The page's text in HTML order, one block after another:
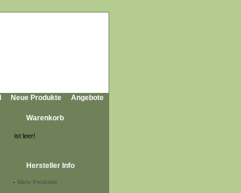
Neue Produkte Angebote
Warenkorb
ist leer!
Hersteller Info
- Mehr Produkte